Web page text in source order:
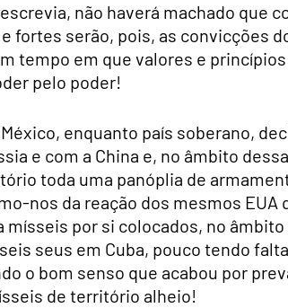
não haverá machado que
fortes serão, pois, as convicções
tempo em que valores e
pelo poder!
enquanto país soberano,
e com a China e, no âmbito
toda uma panóplia de
nos da reação dos mesmos EUA
por si colocados, no âmbito
seus em Cuba, pouco tendo
o bom senso que acabou por
de território alheio!